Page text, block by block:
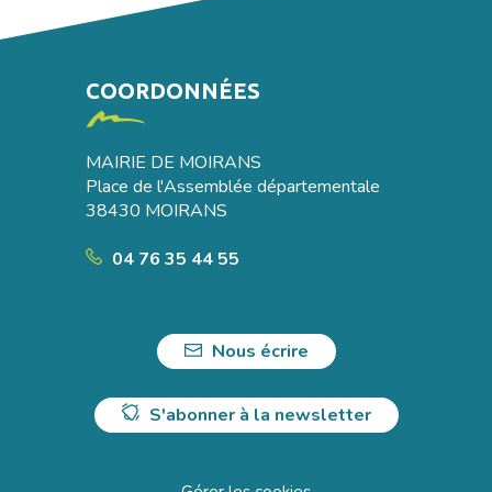
COORDONNÉES
MAIRIE DE MOIRANS
Place de l'Assemblée départementale
38430 MOIRANS
04 76 35 44 55
Nous écrire
S'abonner à la newsletter